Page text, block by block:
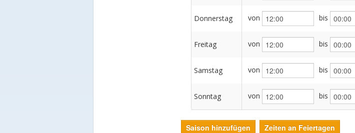
Donnerstag von bis
Freitag von bis
Samstag von bis
Sonntag von bis
Saison hinzufügen Zeiten an Feiertagen